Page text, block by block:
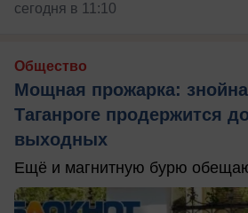
сегодня в 11:10
Общество
Мощная прожарка:
Таганроге продержится
выходных
Ещё и магнитную бурю